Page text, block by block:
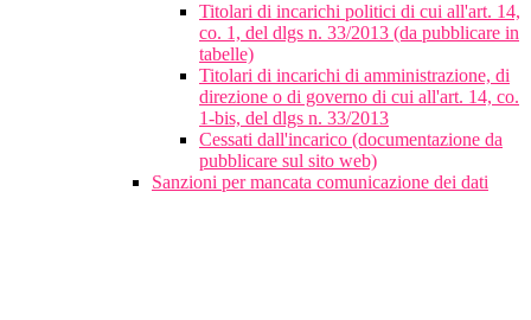
Titolari di incarichi politici di cui all'art. 14,
co. 1, del dlgs n. 33/2013 (da pubblicare in
tabelle)
Titolari di incarichi di amministrazione, di
direzione o di governo di cui all'art. 14, co.
1-bis, del dlgs n. 33/2013
Cessati dall'incarico (documentazione da
pubblicare sul sito web)
Sanzioni per mancata comunicazione dei dati